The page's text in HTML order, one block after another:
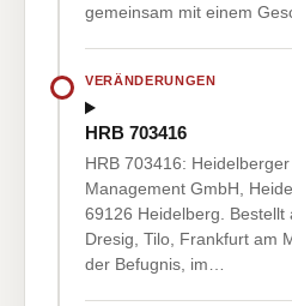
gemeinsam mit einem
VERÄNDERUNGEN
HRB 703416
HRB 703416:
Management GmbH,
69126 Heidelberg. Bestellt
Dresig, Tilo, Frankfurt am
der Befugnis, im…